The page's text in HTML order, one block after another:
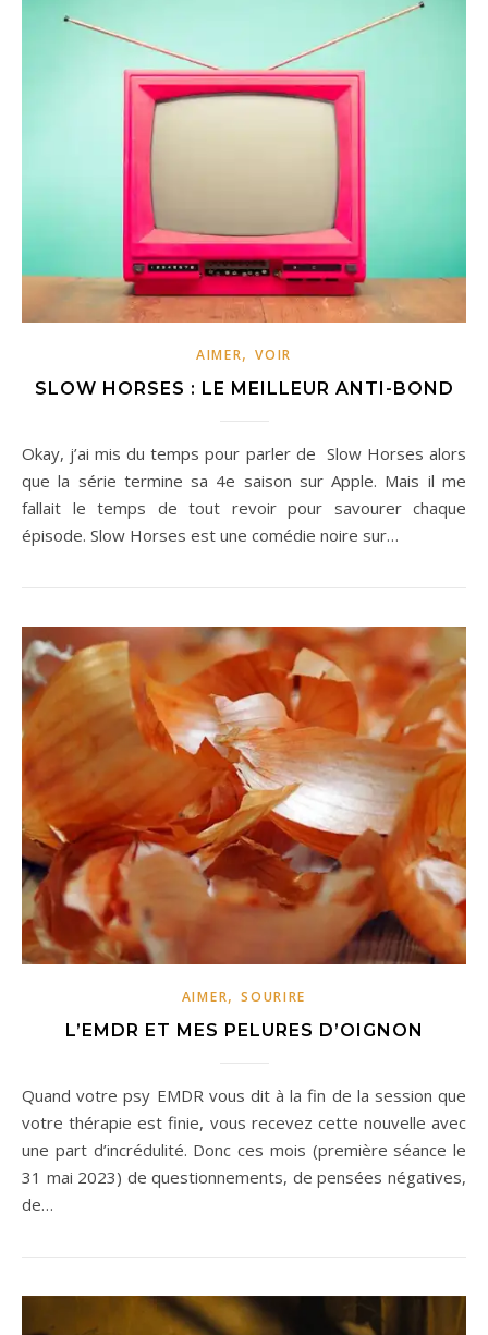
AIMER,VOIR
SLOW HORSES : LE MEILLEUR ANTI-BOND
Okay, j’ai mis du temps pour parler de Slow Horses alors
que la série termine sa 4e saison sur Apple. Mais il me
fallait le temps de tout revoir pour savourer chaque
épisode. Slow Horses est une comédie noire sur…
AIMER,SOURIRE
L’EMDR ET MES PELURES D’OIGNON
Quand votre psy EMDR vous dit à la fin de la session que
votre thérapie est finie, vous recevez cette nouvelle avec
une part d’incrédulité. Donc ces mois (première séance le
31 mai 2023) de questionnements, de pensées négatives,
de…